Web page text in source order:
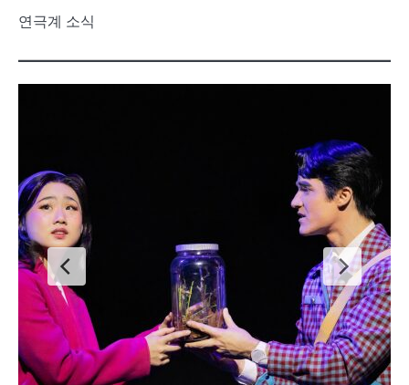
연극계 소식